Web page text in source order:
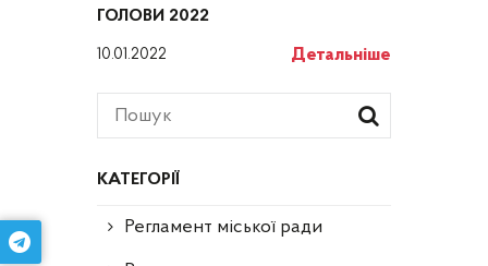
КАТЕГОРІЇ
Регламент міської ради
ГОЛОВИ 2022
10.01.2022 Детальніше